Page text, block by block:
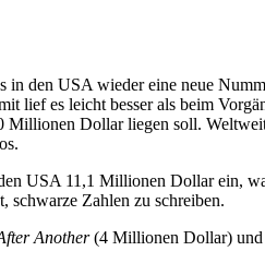
in den USA wieder eine neue
es leicht besser als beim
Dollar liegen soll.
USA 11,1 Millionen Dollar ein,
Zahlen zu schreiben.
Another(4 Millionen Dollar) und